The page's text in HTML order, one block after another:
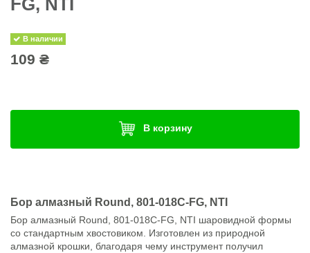
FG, NTI
В наличии
109 ₴
В корзину
Бор алмазный Round, 801-018C-FG, NTI
Бор алмазный Round, 801-018C-FG, NTI шаровидной формы
со стандартным хвостовиком. Изготовлен из природной
алмазной крошки, благодаря чему инструмент получил